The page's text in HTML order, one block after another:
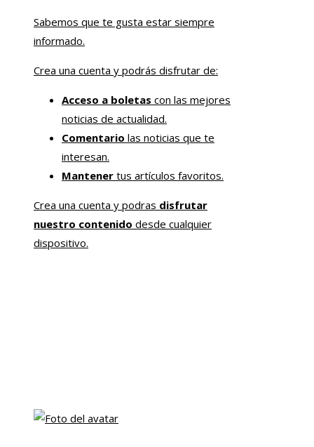
Sabemos que te gusta estar siempre
informado.
Crea una cuenta y podrás disfrutar de:
Acceso a boletas con las mejores
noticias de actualidad.
Comentario las noticias que te
interesan.
Mantener tus artículos favoritos.
Crea una cuenta y podras disfrutar
nuestro contenido desde cualquier
dispositivo.